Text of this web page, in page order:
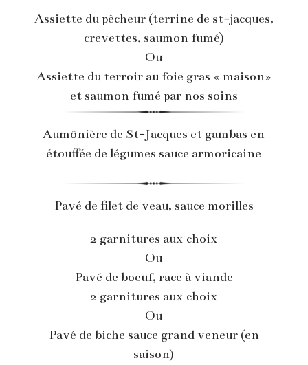
Assiette du pêcheur (terrine de st-jacques,
crevettes, saumon fumé)
Ou
Assiette du terroir au foie gras « maison»
et saumon fumé par nos soins
Aumônière de St-Jacques et gambas en
étouffée de légumes sauce armoricaine
Pavé de filet de veau, sauce morilles
2 garnitures aux choix
Ou
Pavé de boeuf, race à viande
2 garnitures aux choix
Ou
Pavé de biche sauce grand veneur (en
saison)